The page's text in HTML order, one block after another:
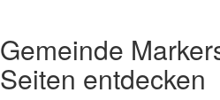
Gemeinde
Seiten entdecken